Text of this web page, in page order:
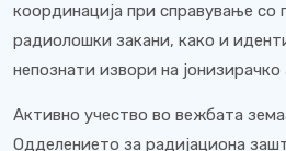
координација при справување со
радиолошки закани, како и
непознати извори на јонизирачко
Активно учество во вежбата
Одделението за радијациона